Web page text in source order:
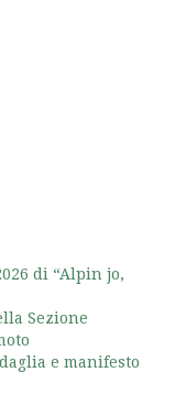
di “Alpin jo,
Sezione
e manifesto